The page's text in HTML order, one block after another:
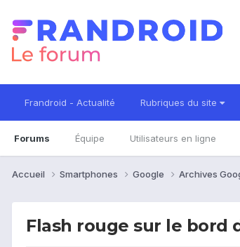
Frandroid - Actualité Rubriques du site
Forums Équipe Utilisateurs en ligne
Accueil Smartphones Google Archives
Flash rouge sur le bord